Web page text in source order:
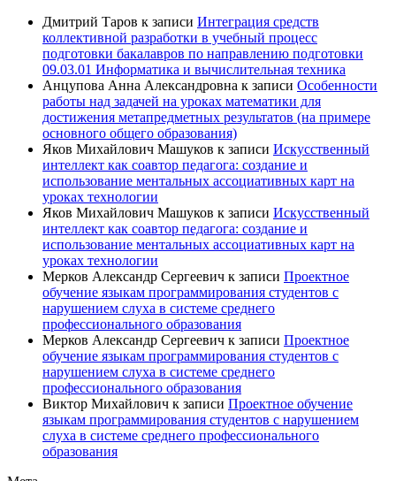
Дмитрий Таров к записи Интеграция средств
коллективной разработки в учебный процесс
подготовки бакалавров по направлению подготовки
09.03.01 Информатика и вычислительная техника
Анцупова Анна Александровна к записи Особенности
работы над задачей на уроках математики для
достижения метапредметных результатов (на примере
основного общего образования)
Яков Михайлович Машуков к записи Искусственный
интеллект как соавтор педагога: создание и
использование ментальных ассоциативных карт на
уроках технологии
Яков Михайлович Машуков к записи Искусственный
интеллект как соавтор педагога: создание и
использование ментальных ассоциативных карт на
уроках технологии
Мерков Александр Сергеевич к записи Проектное
обучение языкам программирования студентов с
нарушением слуха в системе среднего
профессионального образования
Мерков Александр Сергеевич к записи Проектное
обучение языкам программирования студентов с
нарушением слуха в системе среднего
профессионального образования
Виктор Михайлович к записи Проектное обучение
языкам программирования студентов с нарушением
слуха в системе среднего профессионального
образования